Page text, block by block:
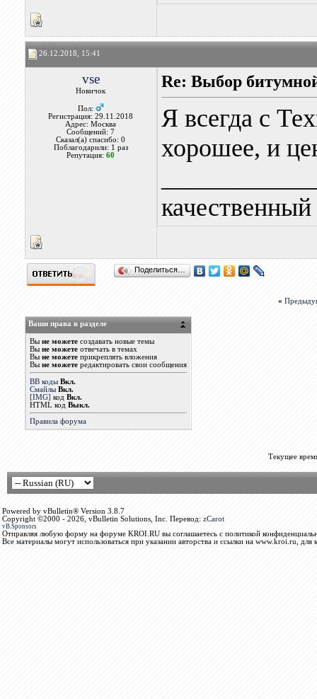
26.12.2018, 15:41
vse
Новичок
Пол:
Регистрация: 29.11.2018
Адрес: Москва
Сообщений: 7
Сказал(а) спасибо: 0
Поблагодарили: 1 раз
Репутация:60
Re: Выбор
Я всегда с
хорошее, и
качественный
Поделиться…
«
Ваши права в разделе
Вы не можетесоздавать новые темы
Вы не можетеотвечать в темах
Вы не можетеприкреплять вложения
Вы не можетередактировать свои сообщения
BB коды Вкл.
Смайлы Вкл.
[IMG] код Вкл.
HTML код Выкл.
Правила форума
Текущее
Powered by vBulletin® Version 3.8.7
Copyright ©2000 - 2026, vBulletin Solutions, Inc. Перевод: zCarot
vB.Sponsors
Отправляя любую форму на форуме KROI.RU вы соглашаетесь с политикой
Все материалы могут использоваться при указании авторства и ссылки на www.kroi.ru, для